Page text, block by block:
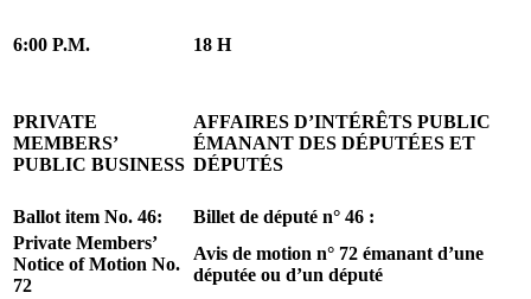
6:00 P.M. 18 H
PRIVATE
MEMBERS’
PUBLIC BUSINESS
AFFAIRES D’INTÉRÊTS PUBLIC
ÉMANANT DES DÉPUTÉES ET
DÉPUTÉS
Ballot item No. 46:
Billet de député n° 46 :
Private Members’
Notice of Motion No.
72
Avis de motion n° 72 émanant d’une
députée ou d’un député